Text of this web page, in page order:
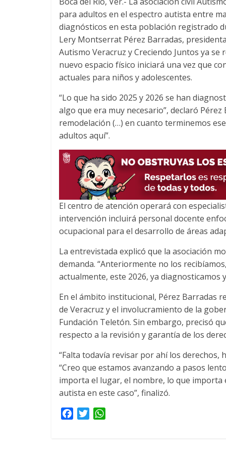
c
e
b
o
o
k
i
t
t
e
r
a
t
s
A
p
p
para adultos en el espectro autista entre
diagnósticos en esta población registrado
Lery Montserrat Pérez Barradas,
Autismo Veracruz y Creciendo Juntos ya
nuevo espacio físico iniciará una vez que
actuales para niños y adolescentes.
“Lo que ha sido 2025 y 2026 se han
algo que era muy necesario”, declaró
remodelación (…) en cuanto terminemos
adultos aquí”.
El centro de atención operará con
intervención incluirá personal docente
ocupacional para el desarrollo de áreas
La entrevistada explicó que la asociación
demanda. “Anteriormente no los
actualmente, este 2026, ya diagnosticamos
En el ámbito institucional, Pérez Barradas
de Veracruz y el involucramiento de la
Fundación Teletón. Sin embargo, precisó
respecto a la revisión y garantía de los
“Falta todavía revisar por ahí los derechos,
“Creo que estamos avanzando a pasos
importa el lugar, el nombre, lo que importa
autista en este caso”, finalizó.